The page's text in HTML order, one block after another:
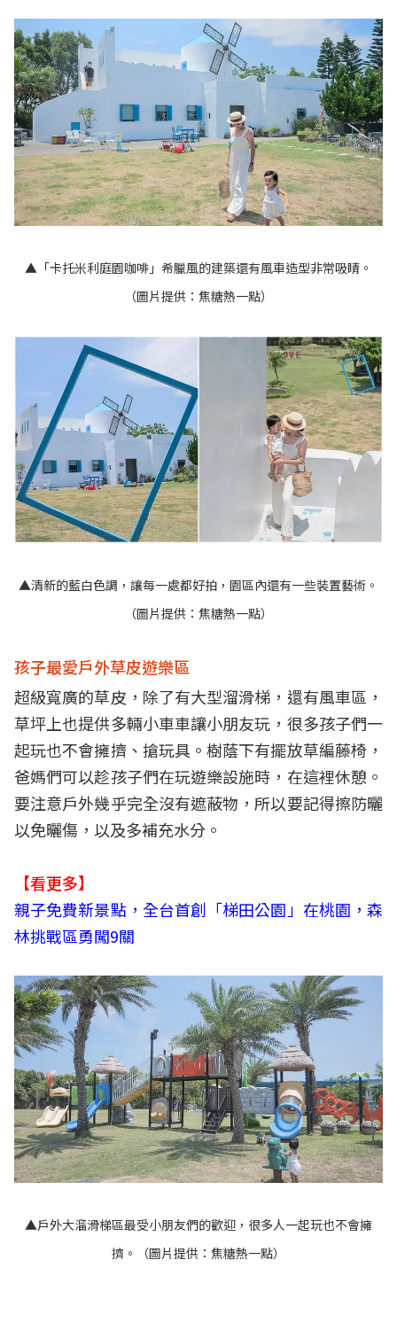
▲「卡托米利庭園咖啡」希臘風的建築還有風車造型非常吸睛。
（圖片提供：焦糖熱一點）
▲清新的藍白色調，讓每一處都好拍，園區內還有一些裝置藝術。
（圖片提供：焦糖熱一點）
孩子最愛戶外草皮遊樂區
超級寬廣的草皮，除了有大型溜滑梯，還有風車區，
草坪上也提供多輛小車車讓小朋友玩，很多孩子們一
起玩也不會擁擠、搶玩具。樹蔭下有擺放草編藤椅，
爸媽們可以趁孩子們在玩遊樂設施時，在這裡休憩。
要注意戶外幾乎完全沒有遮蔽物，所以要記得擦防曬
以免曬傷，以及多補充水分。
【看更多】
親子免費新景點，全台首創「梯田公園」在桃園，森
林挑戰區勇闖9關
▲戶外大溜滑梯區最受小朋友們的歡迎，很多人一起玩也不會擁
擠。（圖片提供：焦糖熱一點）